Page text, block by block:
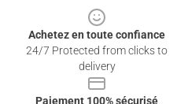
Achetez en toute confiance
24/7 Protected from clicks to
delivery
Paiement 100% sécurisé